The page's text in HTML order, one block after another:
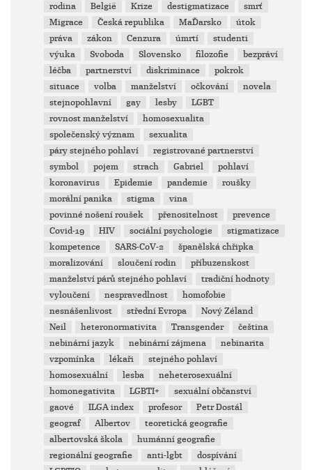
rodina
België Krize destigmatizace
smrť
Migrace
Česká republika MaĎarsko
útok
práva
zákon Cenzura úmrtí
studenti
výuka
Svoboda Slovensko filozofie
bezpráví
léčba
partnerství diskriminace
pokrok
situace
volba manželství očkování
novela
stejnopohlavní
gay lesby
LGBT
rovnost manželství
homosexualita
společenský význam
sexualita
páry stejného pohlaví
registrované partnerství
symbol
pojem strach Gabriel
pohlaví
koronavirus
Epidemie pandemie
roušky
morální panika
stigma
vina
povinné nošení roušek
přenositelnost
prevence
Covid-19
HIV sociální psychologie
stigmatizace
kompetence
SARS-CoV-2
španělská chřipka
moralizování
sloučení rodin
příbuzenskost
manželství párů stejného pohlaví
tradiční hodnoty
vyloučení
nespravedlnost
homofobie
nesnášenlivost
střední Evropa
Nový Zéland
Neil
heteronormativita Transgender
čeština
nebinární jazyk
nebinární zájmena
nebinarita
vzpomínka
lékaři
stejného pohlaví
homosexuální
lesba
neheterosexuální
homonegativita
LGBTI+
sexuální občanství
gaové
ILGA index profesor
Petr Dostál
geograf
Albertov
teoretická geografie
albertovská škola
humánní geografie
regionální geografie
anti-lgbt
dospívání